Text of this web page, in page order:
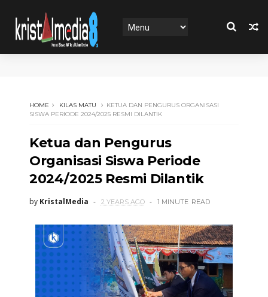
HOME KILAS MATU
KETUA DAN PENGURUS ORGANISASI
SISWA PERIODE 2024/2025 RESMI DILANTIK
Ketua dan Pengurus
Organisasi Siswa Periode
2024/2025 Resmi Dilantik
by KristalMedia 2 YEARS AGO 1 MINUTE READ